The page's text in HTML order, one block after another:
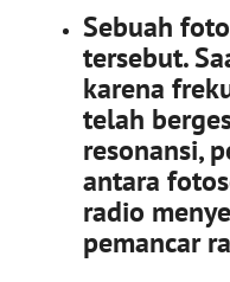
Sebuah
tersebut.
karena
telah
resonansi,
antara
radio
pemancar